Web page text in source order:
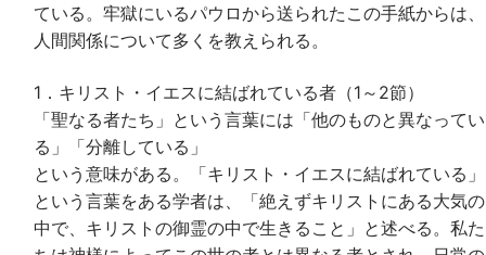
ている。牢獄にいるパウロから送られたこの手紙からは、
人間関係について多くを教えられる。
1．キリスト・イエスに結ばれている者（1～2節）
「聖なる者たち」という言葉には「他のものと異なってい
る」「分離している」
という意味がある。「キリスト・イエスに結ばれている」
という言葉をある学者は、「絶えずキリストにある大気の
中で、キリストの御霊の中で生きること」と述べる。私た